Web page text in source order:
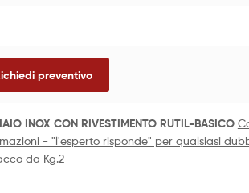
preventivo
INOX CON RIVESTIMENTO RUTIL-BASICO
- "l'esperto risponde" per qualsiasi
da Kg.2